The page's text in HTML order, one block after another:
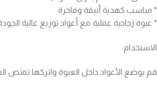
* مناسب كهدية أنيقة وفاخرة
* عبوة زجاجية عملية مع أعواد توزيع عالية
الاستخدام:
قم بوضع الأعواد داخل العبوة واتركها تمتص